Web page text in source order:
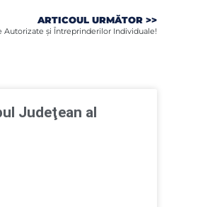
ARTICOUL URMĂTOR >>
şi Întreprinderilor Individuale!
Judeţean al